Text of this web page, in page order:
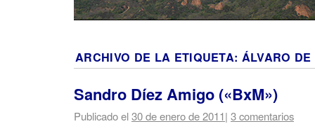
ARCHIVO DE LA ETIQUETA: ÁLVARO
Sandro Díez Amigo («BxM»)
Publicado el30 de enero de 2011| 3 comentarios